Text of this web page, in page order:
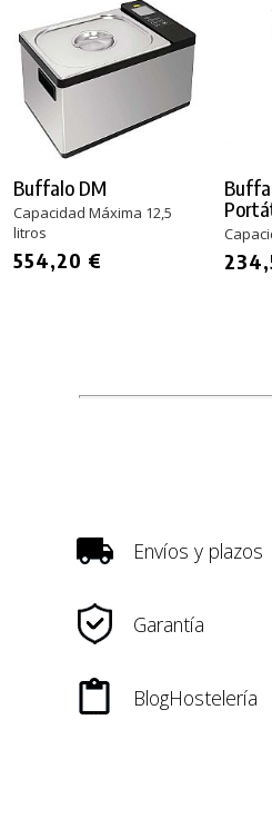
Buffalo DM
Capacidad Máxima 12,5
litros
554,20 €
Envíos y plazos
Garantía
BlogHostelería